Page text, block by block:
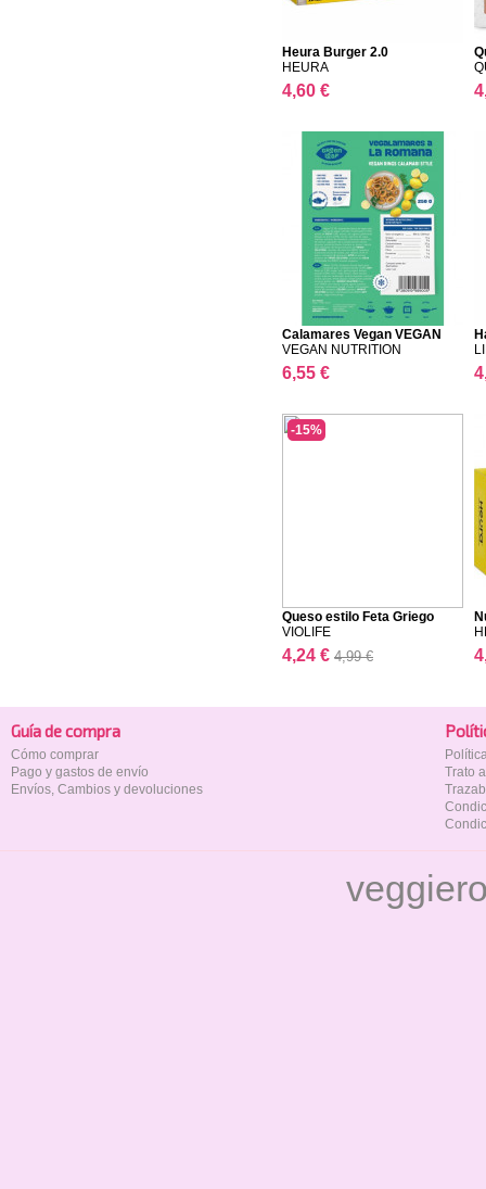
Heura Burger 2.0
HEURA
4,60 €
Calamares Vegan VEGAN
NU...
VEGAN NUTRITION
6,55 €
Queso estilo Feta Griego
VIOLIFE
4,24 € 4,99 €
-15%
Guía de compra
Cómo comprar
Pago y gastos de envío
Envíos, Cambios y devoluciones
Trato